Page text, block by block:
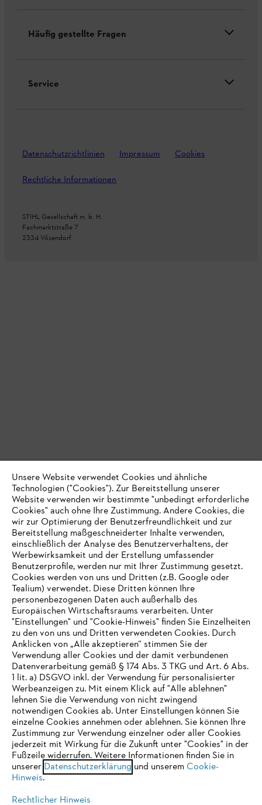
Häufig gestellte Fragen
Service
Datenschutzrichtlinien Impressum Cookies
Rechtliche Informationen
STIHL Gesellschaft m. b. H.
Fachmarktstraße 7
2334 Vösendorf
IHR BROWSER WIRD NICHT
UNTERSTÜTZT
Sie nutzen einen Browser, den wir noch nicht unterstützen. Für
eine optimale Nutzung unserer Seite empfehlen wir Ihnen, zu
einem der folgenden Browser zu wechseln:
Unsere Website verwendet Cookies und ähnliche
Technologien ("Cookies"). Zur Bereitstellung unserer
Website verwenden wir bestimmte "unbedingt erforderliche
Cookies" auch ohne Ihre Zustimmung. Andere Cookies, die
wir zur Optimierung der Benutzerfreundlichkeit und zur
Bereitstellung maßgeschneiderter Inhalte verwenden,
einschließlich der Analyse des Benutzerverhaltens, der
Werbewirksamkeit und der Erstellung umfassender
Benutzerprofile, werden nur mit Ihrer Zustimmung gesetzt.
Cookies werden von uns und Dritten (z.B. Google oder
Tealium) verwendet. Diese Dritten können Ihre
personenbezogenen Daten auch außerhalb des
Europäischen Wirtschaftsraums verarbeiten. Unter
"Einstellungen" und "Cookie-Hinweis" finden Sie Einzelheiten
zu den von uns und Dritten verwendeten Cookies. Durch
Anklicken von „Alle akzeptieren“ stimmen Sie der
Verwendung aller Cookies und der damit verbundenen
Datenverarbeitung gemäß § 174 Abs. 3 TKG und Art. 6 Abs.
1 lit. a) DSGVO inkl. der Verwendung für personalisierter
Werbeanzeigen zu. Mit einem Klick auf "Alle ablehnen"
lehnen Sie die Verwendung von nicht zwingend
notwendigen Cookies ab. Unter Einstellungen können Sie
einzelne Cookies annehmen oder ablehnen. Sie können Ihre
Zustimmung zur Verwendung einzelner oder aller Cookies
jederzeit mit Wirkung für die Zukunft unter "Cookies" in der
Fußzeile widerrufen. Weitere Informationen finden Sie in
unserer Datenschutzerklärung und unserem Cookie-
Hinweis.
Rechtlicher Hinweis